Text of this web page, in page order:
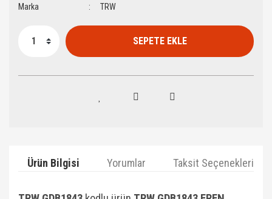
Marka TRW
SEPETE EKLE
Ürün Bilgisi Yorumlar Taksit Seçenekleri